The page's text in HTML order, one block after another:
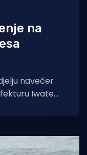
na
navečer
Iwate